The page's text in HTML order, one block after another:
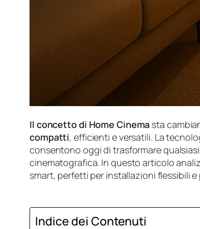
Il concetto di Home Cinema sta
compatti, efficienti e versatili. La
consentono oggi di trasformare
cinematografica. In questo articolo
smart, perfetti per installazioni flessibili e
Indice dei Contenuti